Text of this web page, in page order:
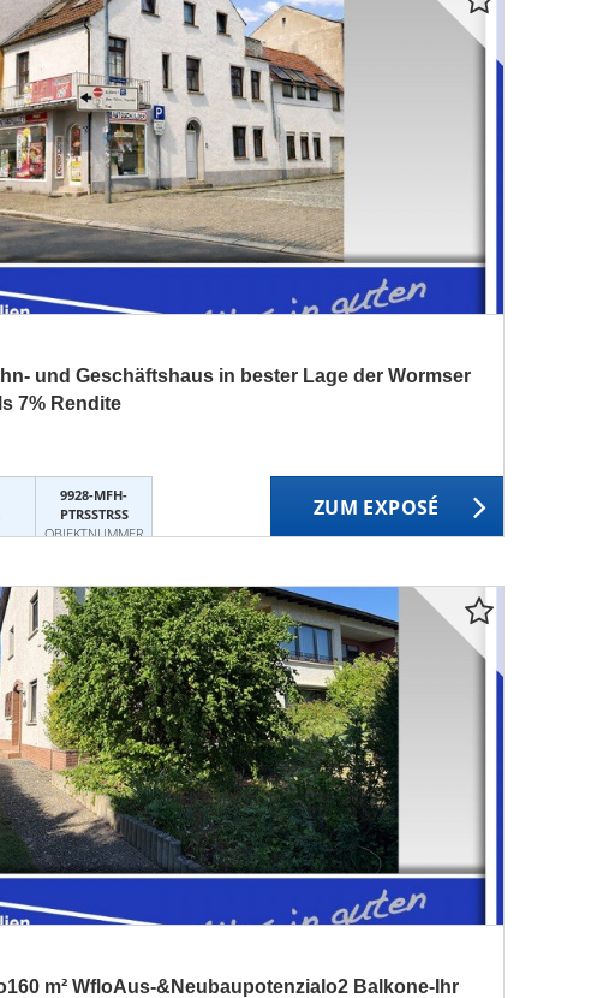
und Geschäftshaus in bester Lage der Wormser
7% Rendite
9928-MFH-
PTRSSTRSS
OBJEKTNUMMER
ZUM EXPOSÉ
m² WfloAus-&Neubaupotenzialo2 Balkone-Ihr